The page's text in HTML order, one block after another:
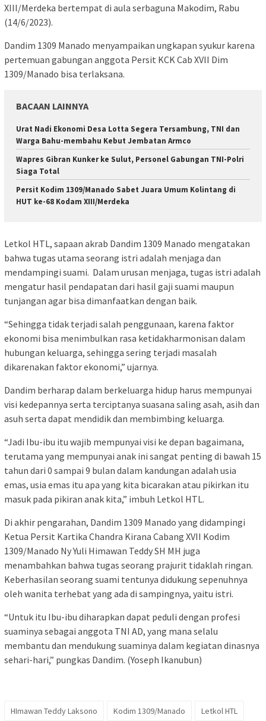
XIII/Merdeka bertempat di aula serbaguna Makodim, Rabu
(14/6/2023).
Dandim 1309 Manado menyampaikan ungkapan syukur karena
pertemuan gabungan anggota Persit KCK Cab XVII Dim
1309/Manado bisa terlaksana.
BACAAN LAINNYA
Urat Nadi Ekonomi Desa Lotta Segera Tersambung, TNI dan
Warga Bahu-membahu Kebut Jembatan Armco
Wapres Gibran Kunker ke Sulut, Personel Gabungan TNI-Polri
Siaga Total
Persit Kodim 1309/Manado Sabet Juara Umum Kolintang di
HUT ke-68 Kodam XIII/Merdeka
Letkol HTL, sapaan akrab Dandim 1309 Manado mengatakan
bahwa tugas utama seorang istri adalah menjaga dan
mendampingi suami. Dalam urusan menjaga, tugas istri adalah
mengatur hasil pendapatan dari hasil gaji suami maupun
tunjangan agar bisa dimanfaatkan dengan baik.
“Sehingga tidak terjadi salah penggunaan, karena faktor
ekonomi bisa menimbulkan rasa ketidakharmonisan dalam
hubungan keluarga, sehingga sering terjadi masalah
dikarenakan faktor ekonomi,” ujarnya.
Dandim berharap dalam berkeluarga hidup harus mempunyai
visi kedepannya serta terciptanya suasana saling asah, asih dan
asuh serta dapat mendidik dan membimbing keluarga.
“Jadi Ibu-ibu itu wajib mempunyai visi ke depan bagaimana,
terutama yang mempunyai anak ini sangat penting di bawah 15
tahun dari 0 sampai 9 bulan dalam kandungan adalah usia
emas, usia emas itu apa yang kita bicarakan atau pikirkan itu
masuk pada pikiran anak kita,” imbuh Letkol HTL.
Di akhir pengarahan, Dandim 1309 Manado yang didampingi
Ketua Persit Kartika Chandra Kirana Cabang XVII Kodim
1309/Manado Ny Yuli Himawan Teddy SH MH juga
menambahkan bahwa tugas seorang prajurit tidaklah ringan.
Keberhasilan seorang suami tentunya didukung sepenuhnya
oleh wanita terhebat yang ada di sampingnya, yaitu istri.
“Untuk itu Ibu-ibu diharapkan dapat peduli dengan profesi
suaminya sebagai anggota TNI AD, yang mana selalu
membantu dan mendukung suaminya dalam kegiatan dinasnya
sehari-hari,” pungkas Dandim. (Yoseph Ikanubun)
HImawan Teddy Laksono Kodim 1309/Manado Letkol HTL